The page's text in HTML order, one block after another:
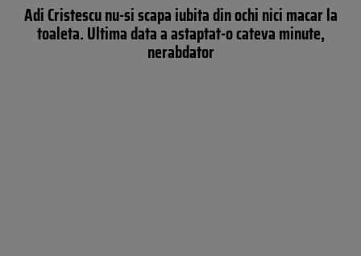
Adi Cristescu nu-si scapa iubita din ochi nici macar la
toaleta. Ultima data a astaptat-o cateva minute,
nerabdator